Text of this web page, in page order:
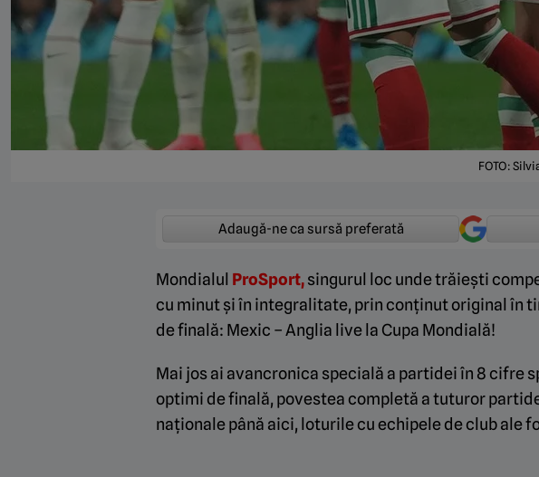
FOTO:
Adaugă-ne ca sursă preferată
Mondialul ProSport,singurul loc unde trăiești
cu minut și în integralitate, prin conținut original în
de finală: Mexic – Anglia live la Cupa Mondială!
Mai jos ai avancronica specială a partidei în 8 cifre
optimi de finală, povestea completă a tuturor
naționale până aici, loturile cu echipele de club ale